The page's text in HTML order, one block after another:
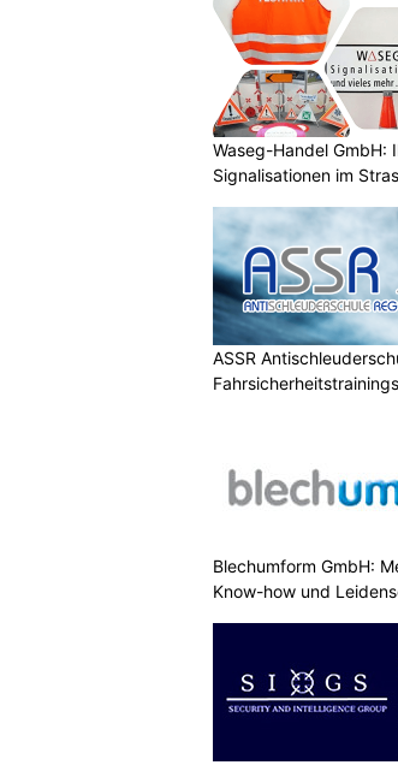
Waseg-Handel GmbH:
Signalisationen im
ASSR
Blechumform GmbH:
Know-how und